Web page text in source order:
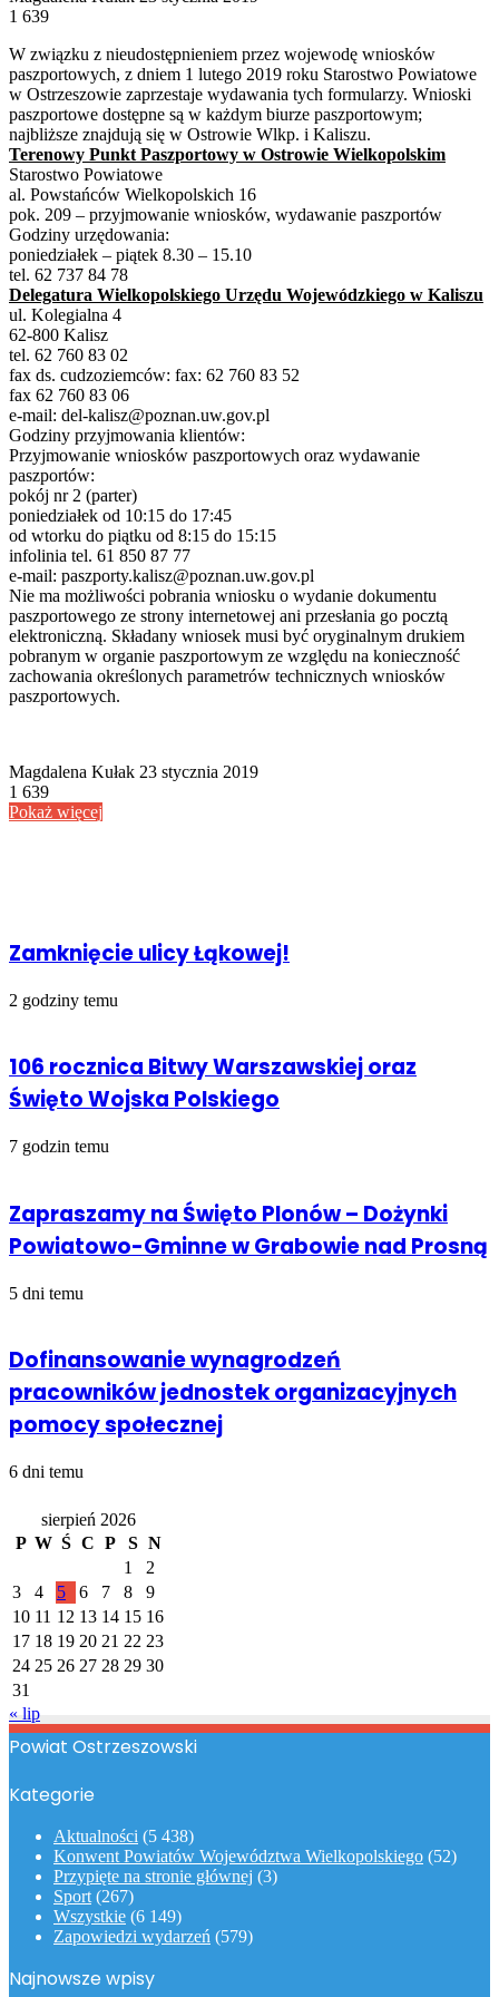
1 639
W związku z nieudostępnieniem przez wojewodę wniosków
paszportowych, z dniem 1 lutego 2019 roku Starostwo Powiatowe
w Ostrzeszowie zaprzestaje wydawania tych formularzy. Wnioski
paszportowe dostępne są w każdym biurze paszportowym;
najbliższe znajdują się w Ostrowie Wlkp. i Kaliszu.
Terenowy Punkt Paszportowy w Ostrowie Wielkopolskim
Starostwo Powiatowe
al. Powstańców Wielkopolskich 16
pok. 209 – przyjmowanie wniosków, wydawanie paszportów
Godziny urzędowania:
poniedziałek – piątek 8.30 – 15.10
tel. 62 737 84 78
Delegatura Wielkopolskiego Urzędu Wojewódzkiego w Kaliszu
ul. Kolegialna 4
62-800 Kalisz
tel. 62 760 83 02
fax ds. cudzoziemców: fax: 62 760 83 52
fax 62 760 83 06
e-mail: del-kalisz@poznan.uw.gov.pl
Godziny przyjmowania klientów:
Przyjmowanie wniosków paszportowych oraz wydawanie
paszportów:
pokój nr 2 (parter)
poniedziałek od 10:15 do 17:45
od wtorku do piątku od 8:15 do 15:15
infolinia tel. 61 850 87 77
e-mail: paszporty.kalisz@poznan.uw.gov.pl
Nie ma możliwości pobrania wniosku o wydanie dokumentu
paszportowego ze strony internetowej ani przesłania go pocztą
elektroniczną. Składany wniosek musi być oryginalnym drukiem
pobranym w organie paszportowym ze względu na konieczność
zachowania określonych parametrów technicznych wniosków
paszportowych.
Magdalena Kułak Send
23 stycznia 2019
1 639
Pokaż więcej
Zamknięcie ulicy Łąkowej!
2 godziny temu
106 rocznica Bitwy Warszawskiej oraz
Święto Wojska Polskiego
7 godzin temu
Zapraszamy na Święto Plonów – Dożynki
Powiatowo-Gminne w Grabowie nad Prosną
5 dni temu
Dofinansowanie wynagrodzeń
pracowników jednostek organizacyjnych
pomocy społecznej
6 dni temu
sierpień 2026
P W Ś C P S N
1
2
3
4 5 6 7 8
9
10 11 12 13 14 15 16
17 18 19 20 21 22 23
24 25 26 27 28 29 30
31
« lip
Powiat Ostrzeszowski
Kategorie
Aktualności (5 438)
Konwent Powiatów Województwa Wielkopolskiego (52)
Przypięte na stronie głównej (3)
Sport (267)
Wszystkie (6 149)
Zapowiedzi wydarzeń (579)
Najnowsze wpisy